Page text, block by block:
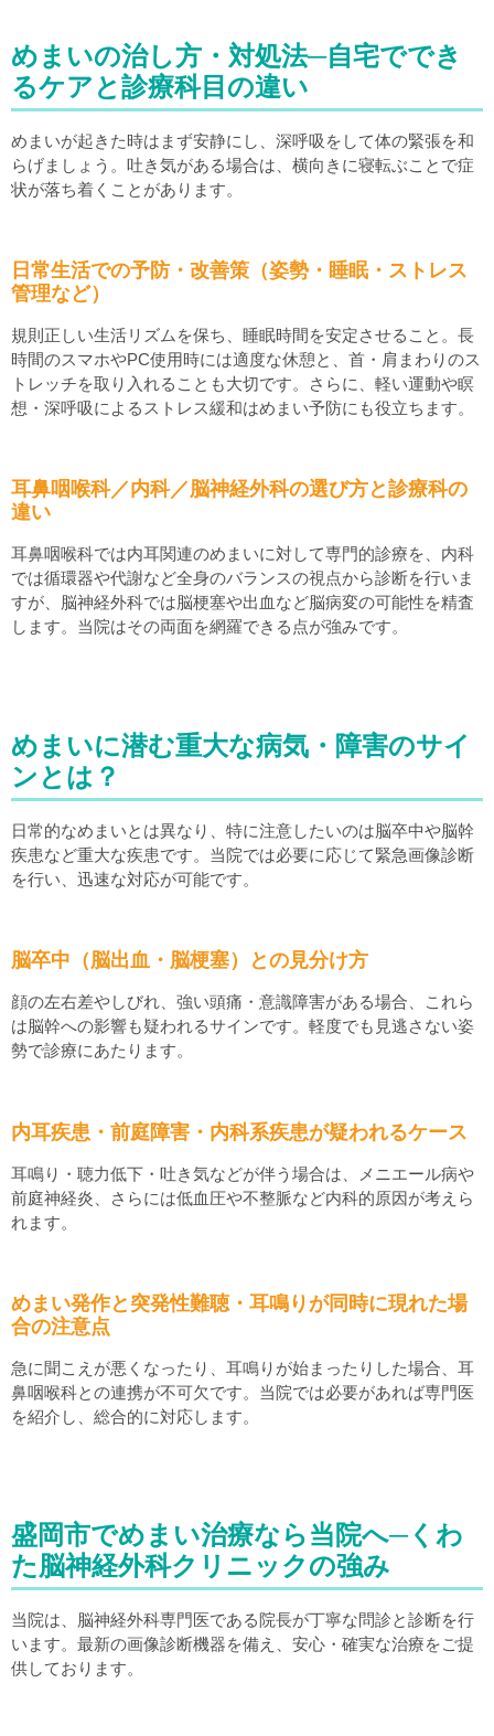
めまいの治し方・対処法─自宅ででき
るケアと診療科目の違い
めまいが起きた時はまず安静にし、深呼吸をして体の緊張を和
らげましょう。吐き気がある場合は、横向きに寝転ぶことで症
状が落ち着くことがあります。
日常生活での予防・改善策（姿勢・睡眠・ストレス
管理など）
規則正しい生活リズムを保ち、睡眠時間を安定させること。長
時間のスマホやPC使用時には適度な休憩と、首・肩まわりのス
トレッチを取り入れることも大切です。さらに、軽い運動や瞑
想・深呼吸によるストレス緩和はめまい予防にも役立ちます。
耳鼻咽喉科／内科／脳神経外科の選び方と診療科の
違い
耳鼻咽喉科では内耳関連のめまいに対して専門的診療を、内科
では循環器や代謝など全身のバランスの視点から診断を行いま
すが、脳神経外科では脳梗塞や出血など脳病変の可能性を精査
します。当院はその両面を網羅できる点が強みです。
めまいに潜む重大な病気・障害のサイ
ンとは？
日常的なめまいとは異なり、特に注意したいのは脳卒中や脳幹
疾患など重大な疾患です。当院では必要に応じて緊急画像診断
を行い、迅速な対応が可能です。
脳卒中（脳出血・脳梗塞）との見分け方
顔の左右差やしびれ、強い頭痛・意識障害がある場合、これら
は脳幹への影響も疑われるサインです。軽度でも見逃さない姿
勢で診療にあたります。
内耳疾患・前庭障害・内科系疾患が疑われるケース
耳鳴り・聴力低下・吐き気などが伴う場合は、メニエール病や
前庭神経炎、さらには低血圧や不整脈など内科的原因が考えら
れます。
めまい発作と突発性難聴・耳鳴りが同時に現れた場
合の注意点
急に聞こえが悪くなったり、耳鳴りが始まったりした場合、耳
鼻咽喉科との連携が不可欠です。当院では必要があれば専門医
を紹介し、総合的に対応します。
盛岡市でめまい治療なら当院へ─くわ
た脳神経外科クリニックの強み
当院は、脳神経外科専門医である院長が丁寧な問診と診断を行
います。最新の画像診断機器を備え、安心・確実な治療をご提
供しております。